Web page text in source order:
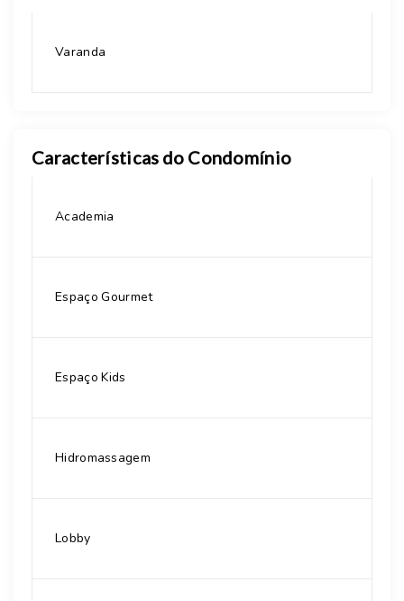
Varanda
Características do Condomínio
Academia
Espaço Gourmet
Espaço Kids
Hidromassagem
Lobby